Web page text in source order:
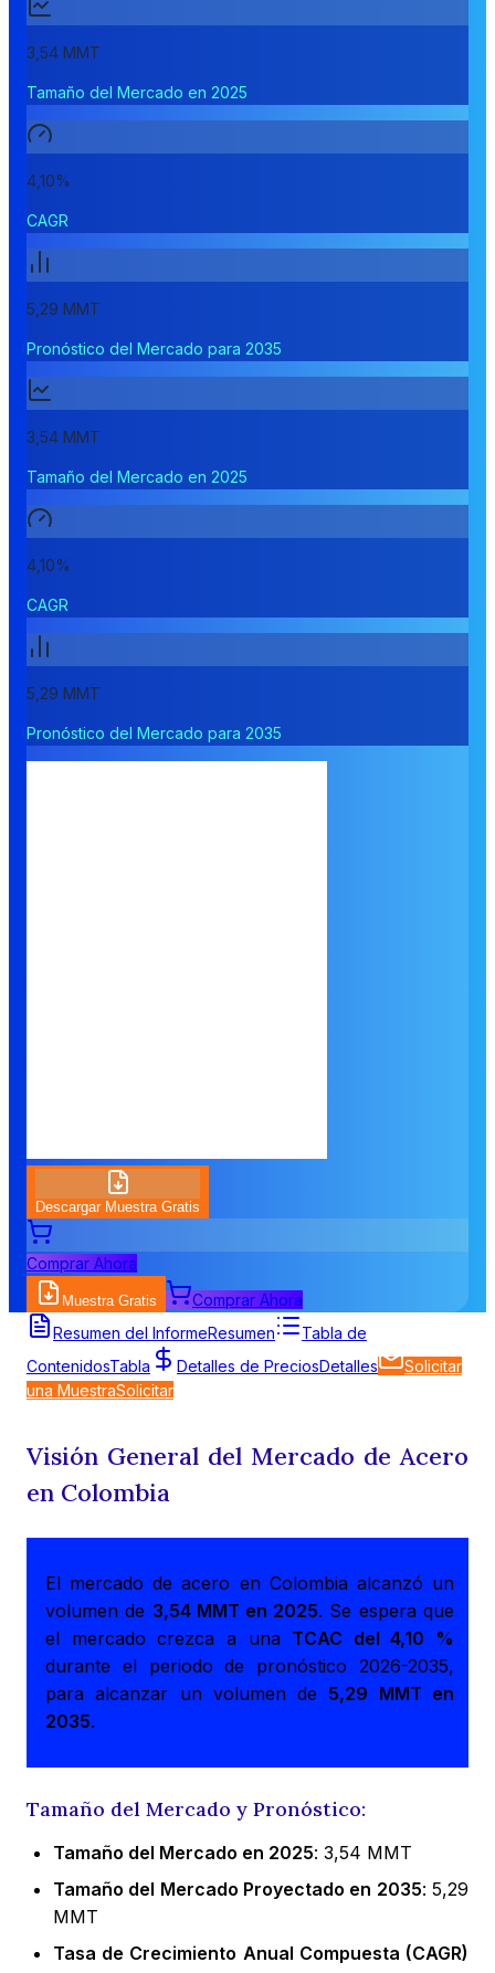
3,54 MMT
Tamaño del Mercado en 2025
4,10%
CAGR
5,29 MMT
Pronóstico del Mercado para 2035
3,54 MMT
Tamaño del Mercado en 2025
4,10%
CAGR
5,29 MMT
Pronóstico del Mercado para 2035
Descargar Muestra Gratis
Comprar Ahora
Muestra Gratis
Comprar Ahora
Resumen del InformeResumen
Tabla de
ContenidosTabla Detalles de PreciosDetalles
Solicitar
una MuestraSolicitar
Visión General del Mercado de Acero
en Colombia
El mercado de acero en Colombia alcanzó un
volumen de 3,54 MMT en 2025. Se espera que
el mercado crezca a una TCAC del 4,10 %
durante el periodo de pronóstico 2026-2035,
para alcanzar un volumen de 5,29 MMT en
2035.
Tamaño del Mercado y Pronóstico:
Tamaño del Mercado en 2025: 3,54 MMT
Tamaño del Mercado Proyectado en 2035: 5,29
MMT
Tasa de Crecimiento Anual Compuesta (CAGR)